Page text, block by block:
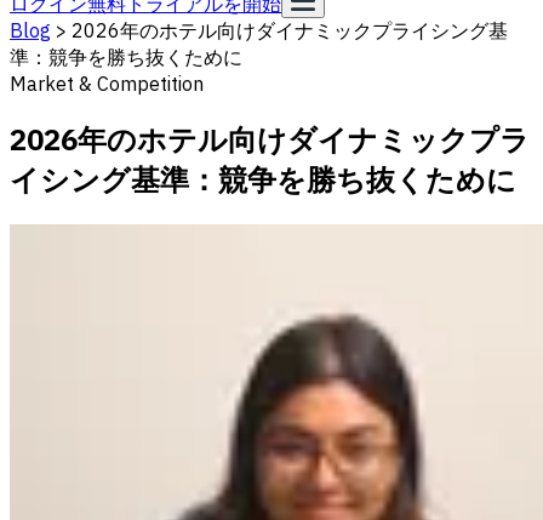
Blog > 2026年のホテル向けダイナミックプライシング基
準：競争を勝ち抜くために
Market & Competition
2026年のホテル向けダイナミックプラ
イシング基準：競争を勝ち抜くために